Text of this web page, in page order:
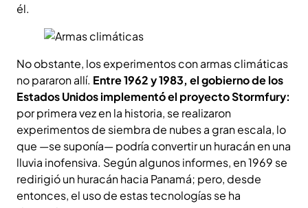
él.
No obstante, los experimentos con armas climáticas
no pararon allí. Entre 1962 y 1983, el gobierno de los
Estados Unidos implementó el proyecto Stormfury:
por primera vez en la historia, se realizaron
experimentos de siembra de nubes a gran escala, lo
que —se suponía— podría convertir un huracán en una
lluvia inofensiva. Según algunos informes, en 1969 se
redirigió un huracán hacia Panamá; pero, desde
entonces, el uso de estas tecnologías se ha